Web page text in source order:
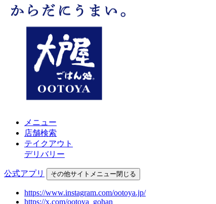
メニュー
店舗検索
テイクアウト
デリバリー
公式アプリ その他サイトメニュー閉じる
https://www.instagram.com/ootoya.jp/
https://x.com/ootoya_gohan